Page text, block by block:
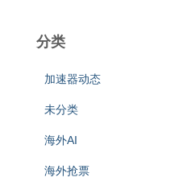
分类
加速器动态
未分类
海外AI
海外抢票